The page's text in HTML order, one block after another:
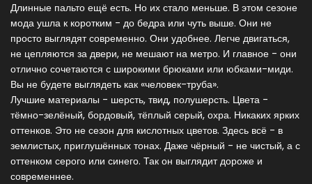
Длинные пальто ещё есть. Но их стало меньше. В этом сезоне
мода ушла к коротким - до бедра или чуть выше. Они не
просто выглядят современно. Они удобнее. Легче двигаться,
не цепляются за двери, не мешают на метро. И главное - они
отлично сочетаются с широкими брюками или юбками-миди.
Вы не будете выглядеть как «человек-труба».
Лучшие материалы - шерсть, твид, полушерсть. Цвета -
тёмно-зелёный, бордовый, тёплый серый, охра. Никаких ярких
оттенков. Это не сезон для кислотных цветов. Здесь всё - в
землистых, приглушённых тонах. Даже чёрный - не чистый, а с
оттенком серого или синего. Так он выглядит дороже и
современнее.